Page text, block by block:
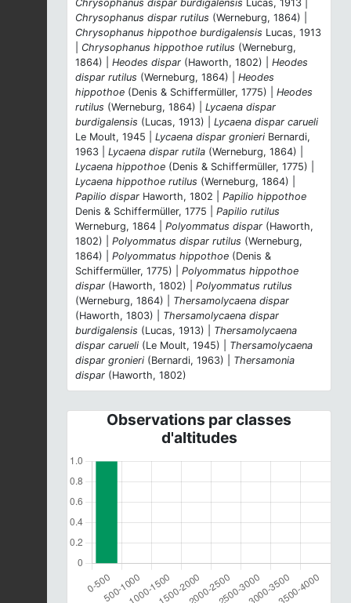
Chrysophanus dispar burdigalensis Lucas, 1913 |
Chrysophanus dispar rutilus (Werneburg, 1864) |
Chrysophanus hippothoe burdigalensis Lucas, 1913
Chrysophanus hippothoe rutilus (Werneburg,
1864) | Heodes dispar (Haworth, 1802) | Heodes
dispar rutilus (Werneburg, 1864) | Heodes
hippothoe (Denis & Schiffermüller, 1775) | Heodes
rutilus (Werneburg, 1864) | Lycaena dispar
burdigalensis (Lucas, 1913) | Lycaena dispar carueli
Le Moult, 1945 | Lycaena dispar gronieri Bernardi,
1963 | Lycaena dispar rutila (Werneburg, 1864) |
Lycaena hippothoe (Denis & Schiffermüller, 1775) |
Lycaena hippothoe rutilus (Werneburg, 1864) |
Papilio dispar Haworth, 1802 | Papilio hippothoe
Denis & Schiffermüller, 1775 | Papilio rutilus
Werneburg, 1864 | Polyommatus dispar (Haworth,
1802) | Polyommatus dispar rutilus (Werneburg,
1864) | Polyommatus hippothoe (Denis &
Schiffermüller, 1775) | Polyommatus hippothoe
dispar (Haworth, 1802) | Polyommatus rutilus
(Werneburg, 1864) | Thersamolycaena dispar
(Haworth, 1803) | Thersamolycaena dispar
burdigalensis (Lucas, 1913) | Thersamolycaena
dispar carueli (Le Moult, 1945) | Thersamolycaena
dispar gronieri (Bernardi, 1963) | Thersamonia
dispar (Haworth, 1802)
Observations par classes
d'altitudes